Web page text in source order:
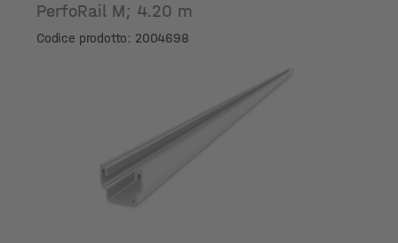
PerfoRail M; 4.20 m
Codice prodotto: 2004698